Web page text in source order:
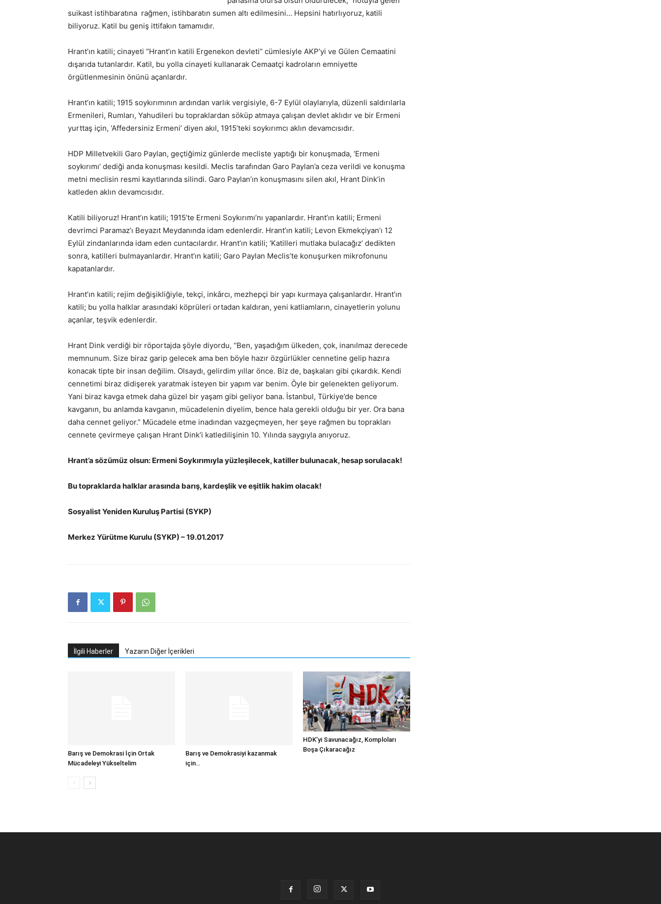
suikast istihbaratına rağmen, istihbaratın sumen altı edilmesini… Hepsini hatırlıyoruz, katili
biliyoruz. Katil bu geniş ittifakın tamamıdır.
Hrant’ın katili; cinayeti ‘’Hrant’ın katili Ergenekon devleti’’ cümlesiyle AKP’yi ve Gülen Cemaatini
dışarıda tutanlardır. Katil, bu yolla cinayeti kullanarak Cemaatçi kadroların emniyette
örgütlenmesinin önünü açanlardır.
Hrant’ın katili; 1915 soykırımının ardından varlık vergisiyle, 6-7 Eylül olaylarıyla, düzenli saldırılarla
Ermenileri, Rumları, Yahudileri bu topraklardan söküp atmaya çalışan devlet aklıdır ve bir Ermeni
yurttaş için, ‘Affedersiniz Ermeni’ diyen akıl, 1915’teki soykırımcı aklın devamcısıdır.
HDP Milletvekili Garo Paylan, geçtiğimiz günlerde mecliste yaptığı bir konuşmada, ‘Ermeni
soykırımı’ dediği anda konuşması kesildi. Meclis tarafından Garo Paylan’a ceza verildi ve konuşma
metni meclisin resmi kayıtlarında silindi. Garo Paylan’ın konuşmasını silen akıl, Hrant Dink’in
katleden aklın devamcısıdır.
Katili biliyoruz! Hrant’ın katili; 1915’te Ermeni Soykırımı’nı yapanlardır. Hrant’ın katili; Ermeni
devrimci Paramaz’ı Beyazıt Meydanında idam edenlerdir. Hrant’ın katili; Levon Ekmekçiyan’ı 12
Eylül zindanlarında idam eden cuntacılardır. Hrant’ın katili; ‘Katilleri mutlaka bulacağız’ dedikten
sonra, katilleri bulmayanlardır. Hrant’ın katili; Garo Paylan Meclis’te konuşurken mikrofonunu
kapatanlardır.
Hrant’ın katili; rejim değişikliğiyle, tekçi, inkârcı, mezhepçi bir yapı kurmaya çalışanlardır. Hrant’ın
katili; bu yolla halklar arasındaki köprüleri ortadan kaldıran, yeni katliamların, cinayetlerin yolunu
açanlar, teşvik edenlerdir.
Hrant Dink verdiği bir röportajda şöyle diyordu, ‘‘Ben, yaşadığım ülkeden, çok, inanılmaz derecede
memnunum. Size biraz garip gelecek ama ben böyle hazır özgürlükler cennetine gelip hazıra
konacak tipte bir insan değilim. Olsaydı, gelirdim yıllar önce. Biz de, başkaları gibi çıkardık. Kendi
cennetimi biraz didişerek yaratmak isteyen bir yapım var benim. Öyle bir gelenekten geliyorum.
Yani biraz kavga etmek daha güzel bir yaşam gibi geliyor bana. İstanbul, Türkiye’de bence
kavganın, bu anlamda kavganın, mücadelenin diyelim, bence hala gerekli olduğu bir yer. Ora bana
daha cennet geliyor.” Mücadele etme inadından vazgeçmeyen, her şeye rağmen bu toprakları
cennete çevirmeye çalışan Hrant Dink’i katledilişinin 10. Yılında saygıyla anıyoruz.
Hrant’a sözümüz olsun: Ermeni Soykırımıyla yüzleşilecek, katiller bulunacak, hesap sorulacak!
Bu topraklarda halklar arasında barış, kardeşlik ve eşitlik hakim olacak!
Sosyalist Yeniden Kuruluş Partisi (SYKP)
Merkez Yürütme Kurulu (SYKP) – 19.01.2017
İlgili Haberler Yazarın Diğer İçerikleri
Barış ve Demokrasi İçin Ortak
Mücadeleyi Yükseltelim
Barış ve Demokrasiyi kazanmak
için…
HDK’yi Savunacağız, Komploları
Boşa Çıkaracağız